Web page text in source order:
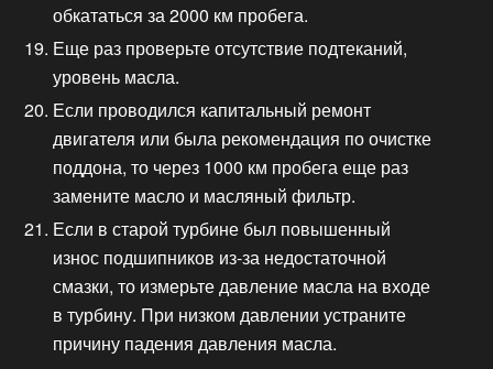
обкататься за 2000 км пробега.
Еще раз проверьте отсутствие подтеканий,
уровень масла.
Если проводился капитальный ремонт
двигателя или была рекомендация по очистке
поддона, то через 1000 км пробега еще раз
замените масло и масляный фильтр.
Если в старой турбине был повышенный
износ подшипников из-за недостаточной
смазки, то измерьте давление масла на входе
в турбину. При низком давлении устраните
причину падения давления масла.